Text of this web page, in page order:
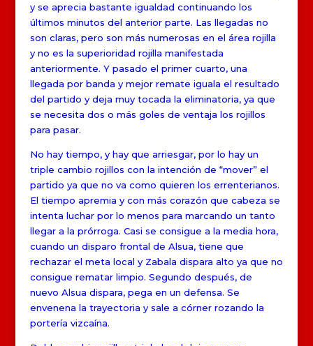
y se aprecia bastante igualdad continuando los
últimos minutos del anterior parte. Las llegadas no
son claras, pero son más numerosas en el área rojilla
y no es la superioridad rojilla manifestada
anteriormente. Y pasado el primer cuarto, una
llegada por banda y mejor remate iguala el resultado
del partido y deja muy tocada la eliminatoria, ya que
se necesita dos o más goles de ventaja los rojillos
para pasar.
No hay tiempo, y hay que arriesgar, por lo hay un
triple cambio rojillos con la intención de “mover” el
partido ya que no va como quieren los errenterianos.
El tiempo apremia y con más corazón que cabeza se
intenta luchar por lo menos para marcando un tanto
llegar a la prórroga. Casi se consigue a la media hora,
cuando un disparo frontal de Alsua, tiene que
rechazar el meta local y Zabala dispara alto ya que no
consigue rematar limpio. Segundo después, de
nuevo Alsua dispara, pega en un defensa. Se
envenena la trayectoria y sale a córner rozando la
portería vizcaína.